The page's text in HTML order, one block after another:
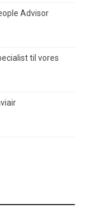
Advisor
til vores